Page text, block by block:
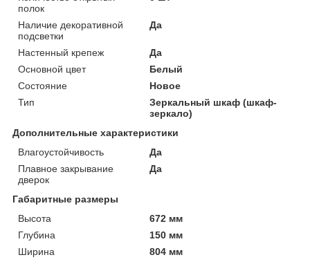
полок
Наличие декоративной
подсветки
Да
Настенный крепеж
Да
Основной цвет
Белый
Состояние
Новое
Тип
Зеркальный шкаф (шкаф-
зеркало)
Дополнительные характеристики
Влагоустойчивость
Да
Плавное закрывание
дверок
Да
Габаритные размеры
Высота
672 мм
Глубина
150 мм
Ширина
804 мм